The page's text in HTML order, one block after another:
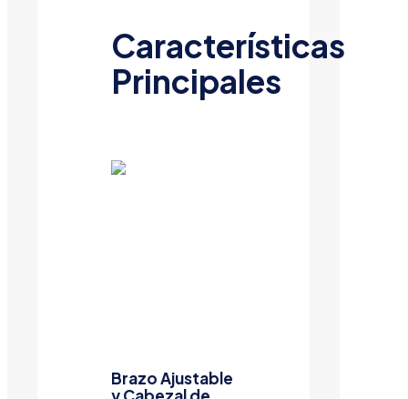
Características
Principales
Brazo Ajustable